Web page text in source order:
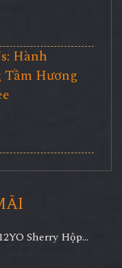
Hành
Hương
Sherry Hộp...